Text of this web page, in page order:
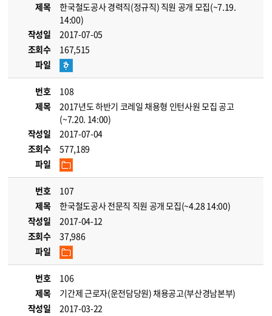
제목
한국철도공사 경력직(정규직) 직원 공개 모집(~7.19.
14:00)
작성일
2017-07-05
조회수
167,515
파일
번호
108
제목
2017년도 하반기 코레일 채용형 인턴사원 모집 공고
(~7.20. 14:00)
작성일
2017-07-04
조회수
577,189
파일
번호
107
제목
한국철도공사 전문직 직원 공개 모집(~4.28 14:00)
작성일
2017-04-12
조회수
37,986
파일
번호
106
제목
기간제 근로자(운전담당원) 채용공고(부산경남본부)
작성일
2017-03-22